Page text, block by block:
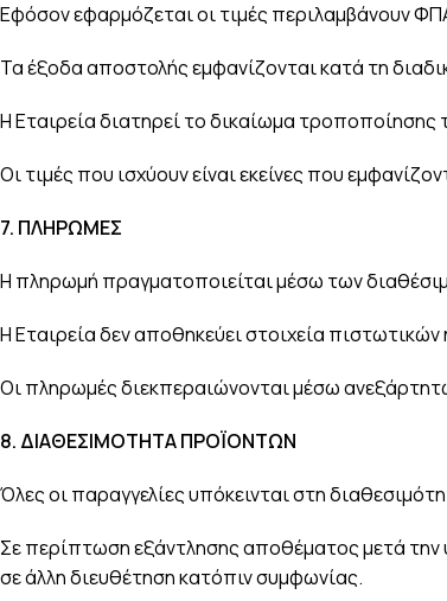
Εφόσον εφαρμόζεται οι τιμές περιλαμβάνουν
Τα έξοδα αποστολής εμφανίζονται κατά τη
Η Εταιρεία διατηρεί το δικαίωμα
Οι τιμές που ισχύουν είναι εκείνες που
7. ΠΛΗΡΩΜΕΣ
Η πληρωμή πραγματοποιείται μέσω των
Η Εταιρεία δεν αποθηκεύει στοιχεία
Οι πληρωμές διεκπεραιώνονται μέσω
8. ΔΙΑΘΕΣΙΜΟΤΗΤΑ ΠΡΟΪΟΝΤΩΝ
Όλες οι παραγγελίες υπόκεινται στη
Σε περίπτωση εξάντλησης αποθέματος μετά την
σε άλλη διευθέτηση κατόπιν συμφωνίας.